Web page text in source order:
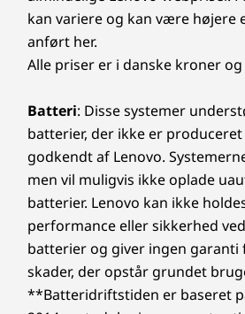
kan variere og kan være højere
anført her.
Alle priser er i danske kroner
Batteri: Disse systemer
batterier, der ikke er
godkendt af Lenovo.
men vil muligvis ikke oplade
batterier. Lenovo kan ikke
performance eller sikkerhed
batterier og giver ingen garanti
skader, der opstår grundet
**Batteridriftstiden er baseret